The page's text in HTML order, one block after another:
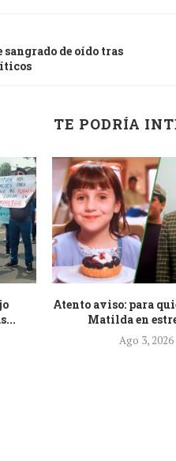
sangrado de oído tras
TE PODRÍA
Atento aviso: para
Matilda en
Ago 3, 2026